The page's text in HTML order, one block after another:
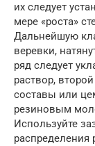
их следует
мере «роста»
Дальнейшую
веревки,
ряд следует
раствор,
составы или
резиновым
Используйте
распределения